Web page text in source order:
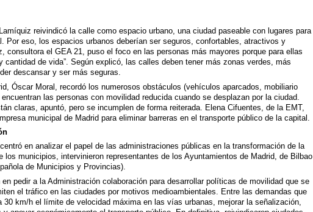
reivindicó la calle como espacio urbano, una ciudad paseable con lugares para
Por eso, los espacios urbanos deberían ser seguros, confortables, atractivos y
consultora el GEA 21, puso el foco en las personas más mayores porque para ellas
cantidad de vida”. Según explicó, las calles deben tener más zonas verdes, más
descansar y ser más seguras.
Óscar Moral, recordó los numerosos obstáculos (vehículos aparcados, mobiliario
las personas con movilidad reducida cuando se desplazan por la ciudad.
claras, apuntó, pero se incumplen de forma reiterada. Elena Cifuentes, de la EMT,
municipal de Madrid para eliminar barreras en el transporte público de la capital.
en analizar el papel de las administraciones públicas en la transformación de la
los municipios, intervinieron representantes de los Ayuntamientos de Madrid, de Bilbao
de Municipios y Provincias).
pedir a la Administración colaboración para desarrollar políticas de movilidad que se
el tráfico en las ciudades por motivos medioambientales. Entre las demandas que
30 km/h el límite de velocidad máxima en las vías urbanas, mejorar la señalización,